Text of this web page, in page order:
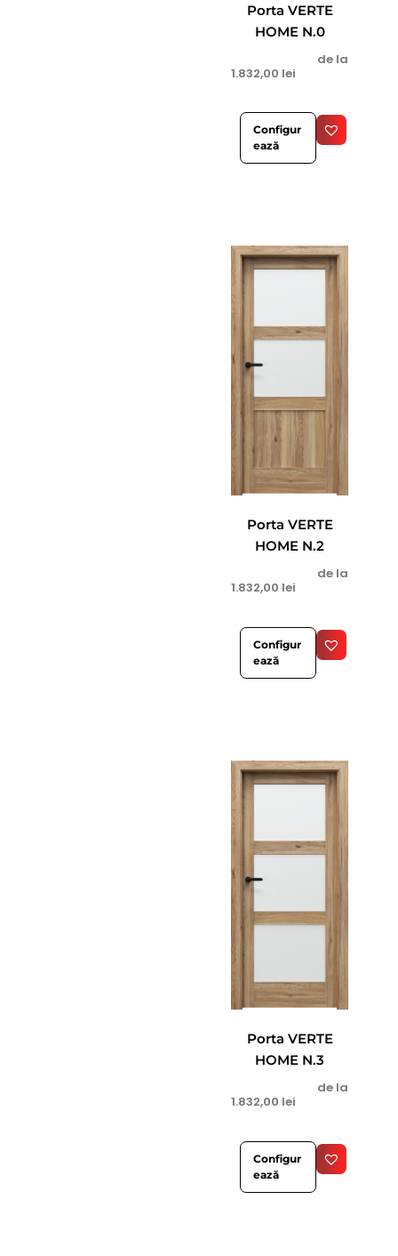
Porta VERTE
HOME N.0
de la
1.832,00 lei
Configur
ează
Porta VERTE
HOME N.2
de la
1.832,00 lei
Configur
ează
Porta VERTE
HOME N.3
de la
1.832,00 lei
Configur
ează